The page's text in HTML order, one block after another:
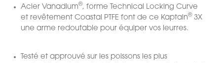
Acier Vanadium®, forme Technical Locking Curve
et revêtement Coastal PTFE font de ce Kaptain®3X
une arme redoutable pour équiper vos leurres.
Testé et approuvé sur les poissons les plus